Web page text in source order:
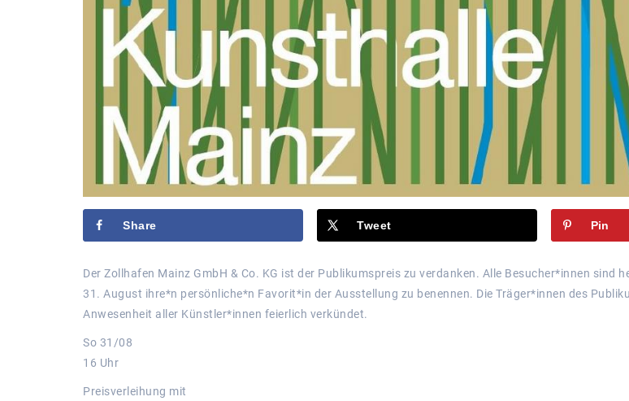
Share Tweet Pin
Der Zollhafen Mainz GmbH & Co. KG ist der Publikumspreis zu verdanken. Alle Besucher*innen sind
31. August ihre*n persönliche*n Favorit*in der Ausstellung zu benennen. Die Träger*innen des
Anwesenheit aller Künstler*innen feierlich verkündet.
So 31/08
16 Uhr
Preisverleihung mit